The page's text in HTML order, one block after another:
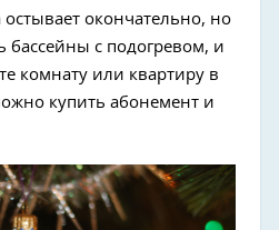
окончательно, но
бассейны с подогревом, и
комнату или квартиру в
купить абонемент и